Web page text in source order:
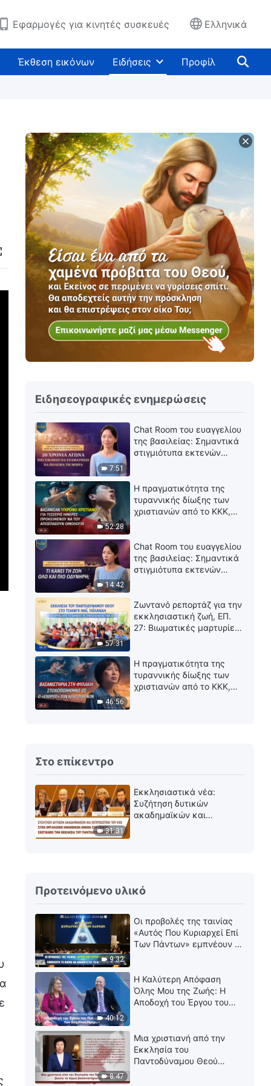
Εφαρμογές για κινητές συσκευές Ελληνικά
Έκθεση εικόνων Ειδήσεις Προφίλ
Ειδησεογραφικές ενημερώσεις
7:51
Chat Room του ευαγγελίου
της βασιλείας: Σημαντικά
στιγμιότυπα εκτενών
σταματήσει να πολεμά τη
μοίρα
52:28
Η πραγματικότητα της
τυραννικής δίωξης των
χριστιανών από το ΚΚΚ,
τέσσερις ημέρες
προκειμένου να του
αποσπάσουν ομολογία
14:42
Chat Room του ευαγγελίου
της βασιλείας: Σημαντικά
στιγμιότυπα εκτενών
οδυνηρή;
57:31
Ζωντανό ρεπορτάζ για την
εκκλησιαστική ζωή, ΕΠ.
27: Βιωματικές μαρτυρίες
Τσιάνγκ Μάι, Ταϊλάνδη:
Είναι τόσο πολύτιμο να
βιώνεις την κρίση
46:56
Η πραγματικότητα της
τυραννικής δίωξης των
χριστιανών από το ΚΚΚ,
Στο επίκεντρο
31:31
Εκκλησιαστικά νέα:
Συζήτηση δυτικών
ακαδημαϊκών και
Προτεινόμενο υλικό
9:32
Οι προβολές της ταινίας
«Αυτός Που Κυριαρχεί Επί
Των Πάντων» εμπνέουν το
40:12
Η Καλύτερη Απόφαση
Όλης Μου της Ζωής: Η
Αποδοχή του Έργου του
8:47
Μια χριστιανή από την
Εκκλησία του
Παντοδύναμου Θεού